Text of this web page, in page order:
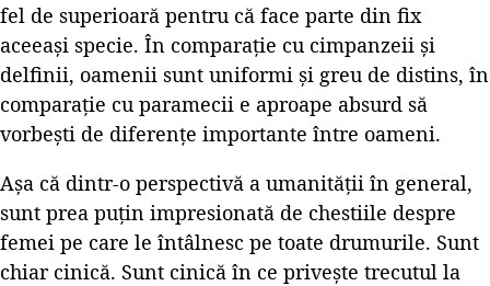
fel de superioară pentru că face parte din fix
aceeaşi specie. În comparaţie cu cimpanzeii şi
delfinii, oamenii sunt uniformi şi greu de distins, în
comparaţie cu paramecii e aproape absurd să
vorbeşti de diferenţe importante între oameni.
Aşa că dintr-o perspectivă a umanităţii în general,
sunt prea puţin impresionată de chestiile despre
femei pe care le întâlnesc pe toate drumurile. Sunt
chiar cinică. Sunt cinică în ce priveşte trecutul la